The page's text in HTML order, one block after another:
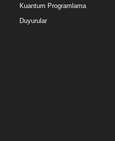
Kuantum Programlama
Duyurular